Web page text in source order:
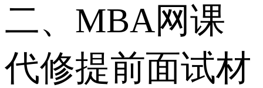
二、MBA网课
代修提前面试材